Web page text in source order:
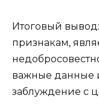
Итоговый
признакам,
важные данные
заблуждение с